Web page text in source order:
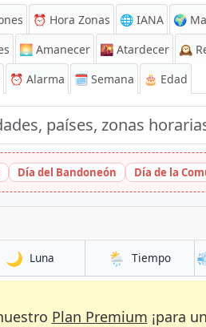
⏰ Hora Zonas 🌐 IANA 🌍
🌅 Amanecer 🌇 Atardecer 🕰️
⏰ Alarma 🗓️ Semana 🎂 Edad
Día del Bandoneón Día de la
🌙 Luna 🌦️ Tiempo
Plan Premium ¡para